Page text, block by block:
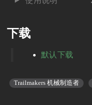
下载
默认下载
Trailmakers 机械制造者